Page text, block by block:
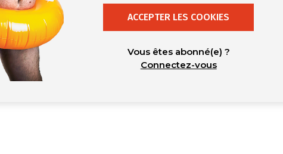
ACCEPTER LES COOKIES
Vous êtes abonné(e) ?
Connectez-vous